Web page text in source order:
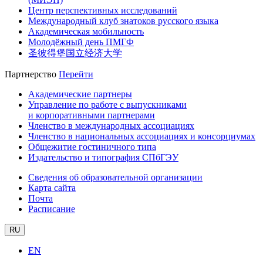
Центр перспективных исследований
Международный клуб знатоков русского языка
Академическая мобильность
Молодёжный день ПМГФ
圣彼得堡国立经济大学
Партнерство Перейти
Академические партнеры
Управление по работе с выпускниками
и корпоративными партнерами
Членство в международных ассоциациях
Членство в национальных ассоциациях и консорциумах
Общежитие гостиничного типа
Издательство и типография СПбГЭУ
Сведения об образовательной организации
Карта сайта
Почта
Расписание
RU
EN